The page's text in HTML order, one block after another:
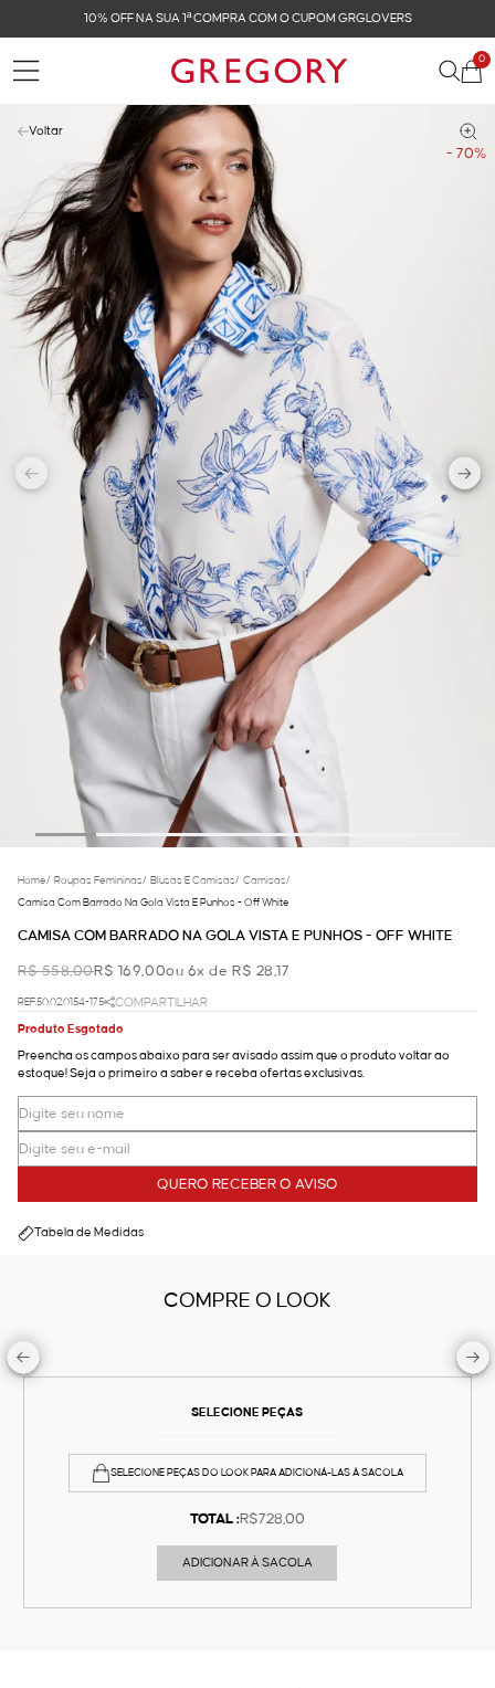
FRETE GRÁTIS NAS COMPRAS ACIMA DE R$ 899
0
- 70%
Voltar
Home/ Roupas Femininas/ Blusas E Camisas/ Camisas/
Camisa Com Barrado Na Gola Vista E Punhos - Off White
CAMISA COM BARRADO NA GOLA VISTA E PUNHOS - OFF WHITE
R$ 558,00R$ 169,00ou 6x de R$ 28,17
REF.50.02.0154-175
COMPARTILHAR
Produto Esgotado
Preencha os campos abaixo para ser avisado assim que o produto voltar ao
estoque! Seja o primeiro a saber e receba ofertas exclusivas.
QUERO RECEBER O AVISO
Tabela de Medidas
COMPRE O LOOK
SELECIONE PEÇAS
SELECIONE PEÇAS DO LOOK PARA ADICIONÁ-LAS À SACOLA
TOTAL :R$728,00
ADICIONAR À SACOLA